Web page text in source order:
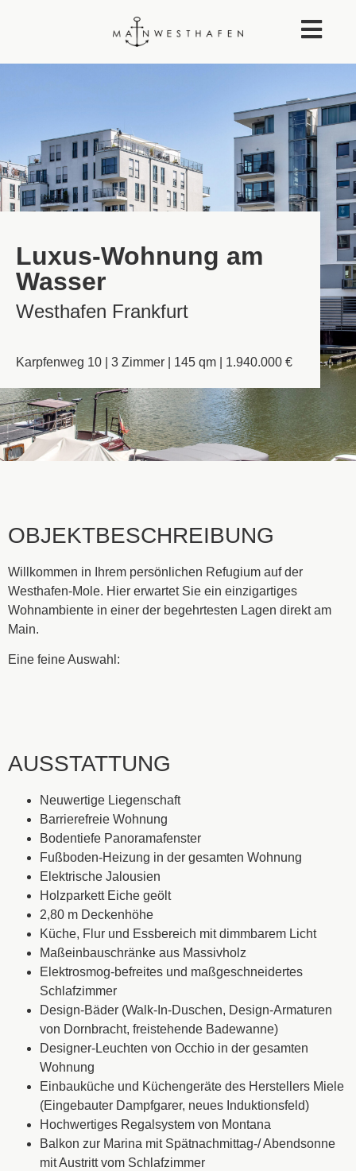
Luxus-Wohnung am
Wasser
Westhafen Frankfurt
Karpfenweg 10 | 3 Zimmer | 145 qm | 1.940.000 €
OBJEKTBESCHREIBUNG
Willkommen in Ihrem persönlichen Refugium auf der
Westhafen-Mole. Hier erwartet Sie ein einzigartiges
Wohnambiente in einer der begehrtesten Lagen direkt am
Main.
Eine feine Auswahl:
AUSSTATTUNG
Neuwertige Liegenschaft
Barrierefreie Wohnung
Bodentiefe Panoramafenster
Fußboden-Heizung in der gesamten Wohnung
Elektrische Jalousien
Holzparkett Eiche geölt
2,80 m Deckenhöhe
Küche, Flur und Essbereich mit dimmbarem Licht
Maßeinbauschränke aus Massivholz
Elektrosmog-befreites und maßgeschneidertes
Schlafzimmer
Design-Bäder (Walk-In-Duschen, Design-Armaturen
von Dornbracht, freistehende Badewanne)
Designer-Leuchten von Occhio in der gesamten
Wohnung
Einbauküche und Küchengeräte des Herstellers Miele
(Eingebauter Dampfgarer, neues Induktionsfeld)
Hochwertiges Regalsystem von Montana
Balkon zur Marina mit Spätnachmittag-/ Abendsonne
mit Austritt vom Schlafzimmer